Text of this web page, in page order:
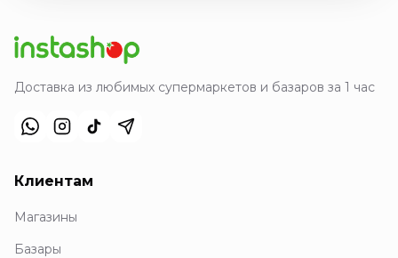
Доставка из любимых супермаркетов и базаров за 1 час
Клиентам
Магазины
Базары